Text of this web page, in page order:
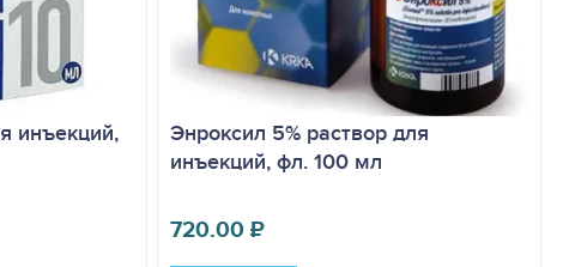
от 0 до 30 ºС. Срок годности — 3 года.
инъекций,
Энроксил 5% раствор для
инъекций, фл. 100 мл
720.00₽